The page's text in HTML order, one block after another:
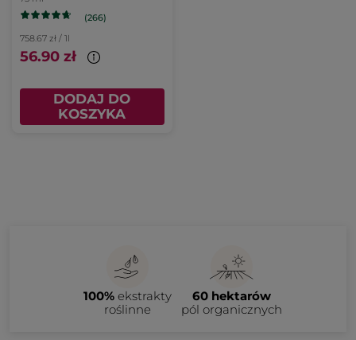
żeń-szenia
(266)
758.67 zł / 1l
56.90 zł
DODAJ DO
KOSZYKA
100% ekstrakty
roślinne
60 hektarów
pól organicznych